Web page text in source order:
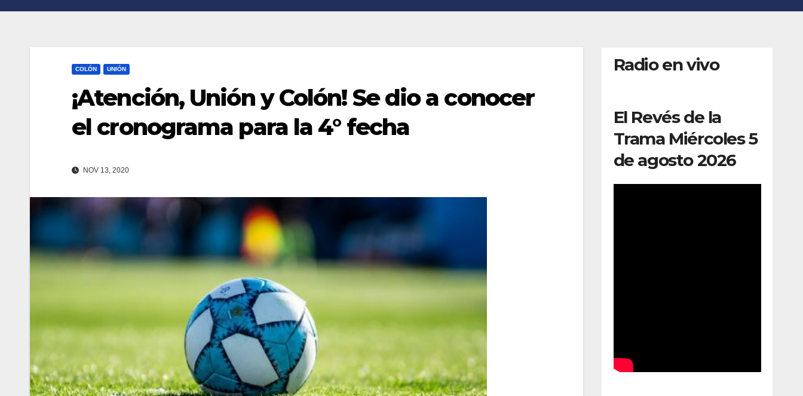
COLÓN UNIÓN
¡Atención, Unión y Colón! Se dio a conocer
el cronograma para la 4° fecha
NOV 13, 2020
Radio en vivo
El Revés de la
Trama Miércoles 5
de agosto 2026
n